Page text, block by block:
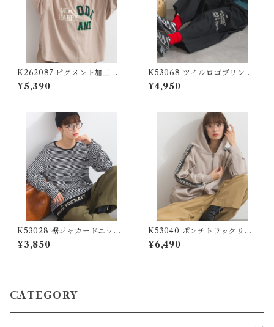
K262087 ピグメント加工 パ
ッチロゴ リメイク風7分袖プル
オーバー / Pigment-Dyed P
¥5,390
K53068 ツイルロゴプリント
ボールパンツ / Twill Logo P
rint Ball Pants 【restock】
¥4,950
K53028 裾ジャカードニット
切り替え30/-フライス長袖T
シャツ / Hem Jacquard Knit
¥3,850
K53040 ポンチトラックリメ
イク風ジップパーカー / Pont
e Track-Style Remake Zip
¥6,490
CATEGORY